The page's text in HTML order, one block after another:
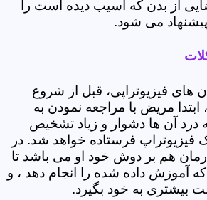
از بدن که آسیب دیده است را
می شود.
های فیزیوتراپی، قبل از شروع
مریض با مراجعه نمودن به
آن ها دشوار و زیاد تشخیص
فرستاده خواهد شد. در
هم بر دوش خود او می باشد تا
آموزش داده شده را انجام دهد ، و
بیشتری به خود بگیرد.